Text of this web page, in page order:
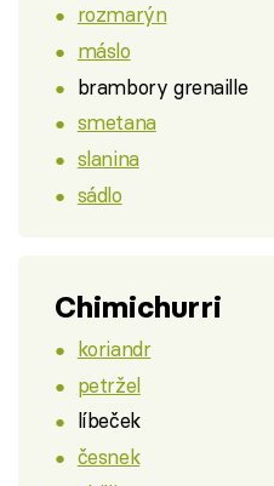
rozmarýn
máslo
brambory grenaille
smetana
slanina
sádlo
Chimichurri
koriandr
petržel
líbeček
česnek